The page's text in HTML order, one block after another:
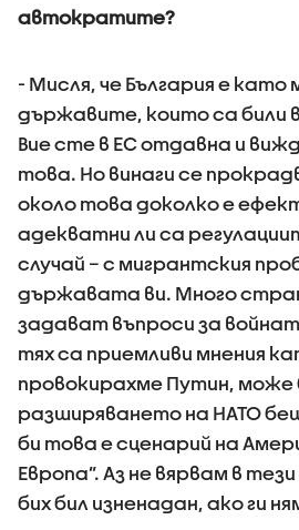
автократите?
- Мисля, че България е като
държавите, които са били
Вие сте в ЕС отдавна и
това. Но винаги се
около това доколко е
адекватни ли са
случай – с мигрантския
държавата ви. Много
задават въпроси за
тях са приемливи мнения
провокирахме Путин, може
разширяването на НАТО
би това е сценарий на
Европа”. Аз не вярвам в
бих бил изненадан, ако ги